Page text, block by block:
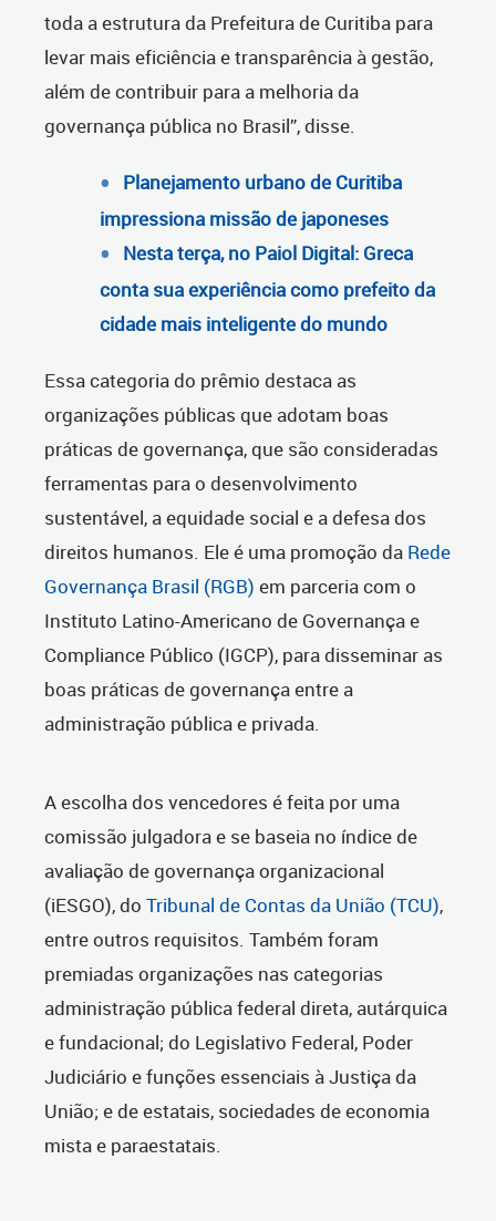
toda a estrutura da Prefeitura de Curitiba para
levar mais eficiência e transparência à gestão,
além de contribuir para a melhoria da
governança pública no Brasil”, disse.
Planejamento urbano de Curitiba
impressiona missão de japoneses
Nesta terça, no Paiol Digital: Greca
conta sua experiência como prefeito da
cidade mais inteligente do mundo
Essa categoria do prêmio destaca as
organizações públicas que adotam boas
práticas de governança, que são consideradas
ferramentas para o desenvolvimento
sustentável, a equidade social e a defesa dos
direitos humanos. Ele é uma promoção da Rede
Governança Brasil (RGB) em parceria com o
Instituto Latino-Americano de Governança e
Compliance Público (IGCP), para disseminar as
boas práticas de governança entre a
administração pública e privada.
A escolha dos vencedores é feita por uma
comissão julgadora e se baseia no índice de
avaliação de governança organizacional
(iESGO), do Tribunal de Contas da União (TCU),
entre outros requisitos. Também foram
premiadas organizações nas categorias
administração pública federal direta, autárquica
e fundacional; do Legislativo Federal, Poder
Judiciário e funções essenciais à Justiça da
União; e de estatais, sociedades de economia
mista e paraestatais.